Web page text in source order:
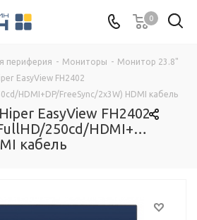
0
периферия - Мониторы - Монитор 23.8"
EasyView FH2402
HDMI+DP/FreeSync/2x3W) HDMI кабель
EasyView FH2402
250cd/HDMI+DP/
кабель